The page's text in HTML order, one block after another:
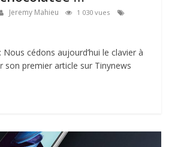
Jeremy Mahieu 1 030 vues
cédons aujourd’hui le clavier à
son premier article sur Tinynews